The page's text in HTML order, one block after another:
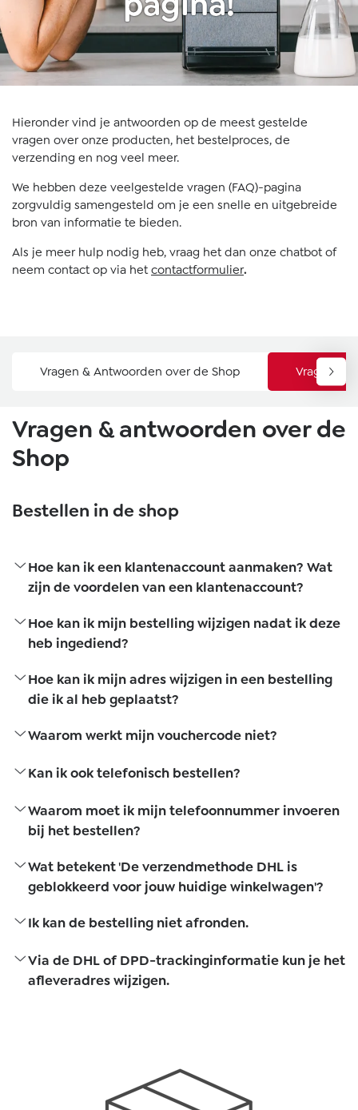
Hieronder vind je antwoorden op de meest gestelde
vragen over onze producten, het bestelproces, de
verzending en nog veel meer.
We hebben deze veelgestelde vragen (FAQ)-pagina
zorgvuldig samengesteld om je een snelle en uitgebreide
bron van informatie te bieden.
Als je meer hulp nodig heb, vraag het dan onze chatbot of
neem contact op via hetcontactformulier.
Vragen & Antwoorden over de Shop Vragen
Vragen & antwoorden over de
Shop
Bestellen in de shop
Hoe kan ik een klantenaccount aanmaken? Wat
zijn de voordelen van een klantenaccount?
Hoe kan ik mijn bestelling wijzigen nadat ik deze
heb ingediend?
Hoe kan ik mijn adres wijzigen in een bestelling
die ik al heb geplaatst?
Waarom werkt mijn vouchercode niet?
Kan ik ook telefonisch bestellen?
Waarom moet ik mijn telefoonnummer invoeren
bij het bestellen?
Wat betekent 'De verzendmethode DHL is
geblokkeerd voor jouw huidige winkelwagen'?
Ik kan de bestelling niet afronden.
Via de DHL of DPD-trackinginformatie kun je het
afleveradres wijzigen.